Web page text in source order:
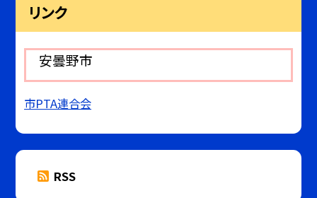
リンク
安曇野市
市PTA連合会
RSS